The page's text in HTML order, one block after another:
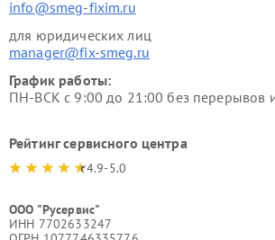
info@smeg-fixim.ru
для юридических лиц
manager@fix-smeg.ru
График работы:
ПН-ВСК с 9:00 до 21:00 без перерывов
Рейтинг сервисного центра
4.9-5.0
ООО "Русервис"
ИНН 7702633247